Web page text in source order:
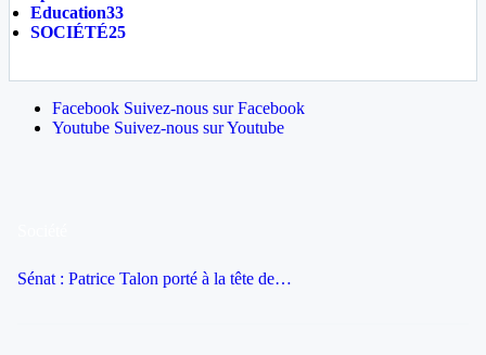
Education33
SOCIÉTÉ25
Facebook Suivez-nous sur Facebook
Youtube Suivez-nous sur Youtube
Sénat : Patrice Talon porté à la tête de…